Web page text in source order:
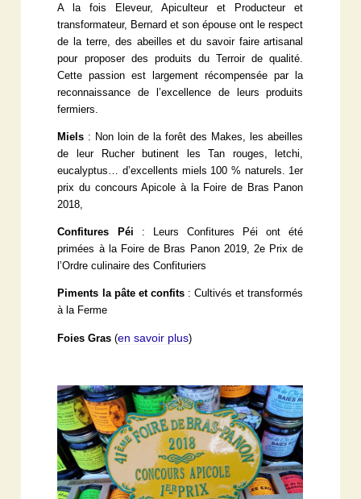
A la fois Eleveur, Apiculteur et Producteur et
transformateur, Bernard et son épouse ont le respect
de la terre, des abeilles et du savoir faire artisanal
pour proposer des produits du Terroir de qualité.
Cette passion est largement récompensée par la
reconnaissance de l’excellence de leurs produits
fermiers.
Miels : Non loin de la forêt des Makes, les abeilles
de leur Rucher butinent les Tan rouges, letchi,
eucalyptus… d’excellents miels 100 % naturels. 1er
prix du concours Apicole à la Foire de Bras Panon
2018,
Confitures Péi : Leurs Confitures Péi ont été
primées à la Foire de Bras Panon 2019, 2e Prix de
l’Ordre culinaire des Confituriers
Piments la pâte et confits: Cultivés et transformés
à la Ferme
Foies Gras (en savoir plus)